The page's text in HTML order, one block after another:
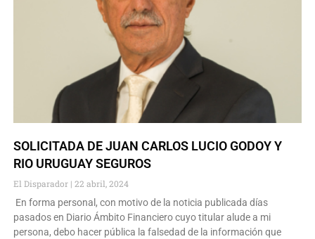
SOLICITADA DE JUAN CARLOS LUCIO GODOY Y
RIO URUGUAY SEGUROS
El Disparador 22 abril, 2024
En forma personal, con motivo de la noticia publicada días
pasados en Diario Ámbito Financiero cuyo titular alude a mi
persona, debo hacer pública la falsedad de la información que